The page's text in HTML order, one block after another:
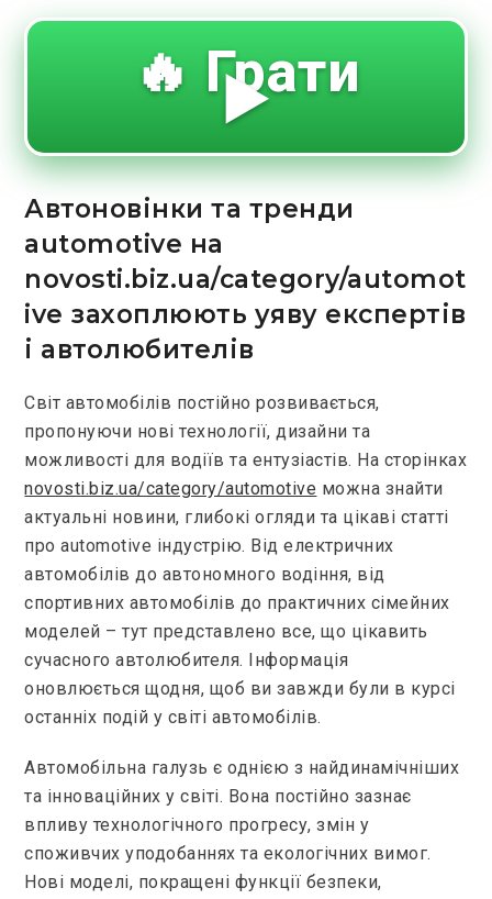
🔥 Грати
▶️
Автоновінки та тренди
automotive на
novosti.biz.ua/category/automot
ive захоплюють уяву експертів
і автолюбителів
Світ автомобілів постійно розвивається,
пропонуючи нові технології, дизайни та
можливості для водіїв та ентузіастів. На сторінках
novosti.biz.ua/category/automotive можна знайти
актуальні новини, глибокі огляди та цікаві статті
про automotive індустрію. Від електричних
автомобілів до автономного водіння, від
спортивних автомобілів до практичних сімейних
моделей – тут представлено все, що цікавить
сучасного автолюбителя. Інформація
оновлюється щодня, щоб ви завжди були в курсі
останніх подій у світі автомобілів.
Автомобільна галузь є однією з найдинамічніших
та інноваційних у світі. Вона постійно зазнає
впливу технологічного прогресу, змін у
споживчих уподобаннях та екологічних вимог.
Нові моделі, покращені функції безпеки,